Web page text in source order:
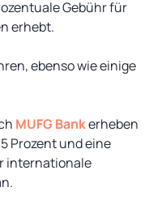
Gebühr für
erhebt.
ebenso wie einige
MUFG Bankerheben
Prozent und eine
internationale